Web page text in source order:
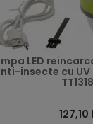
LED
insecte cu
127,10